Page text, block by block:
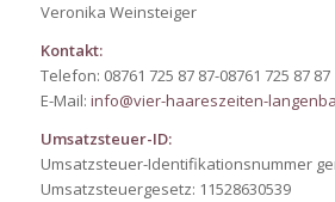
Veronika Weinsteiger
Kontakt:
Telefon: 08761 725 87 87-08761 725 87 87
E-Mail: info@vier-haareszeiten-
Umsatzsteuer-ID:
Umsatzsteuer-Identifikationsnummer
Umsatzsteuergesetz: 11528630539